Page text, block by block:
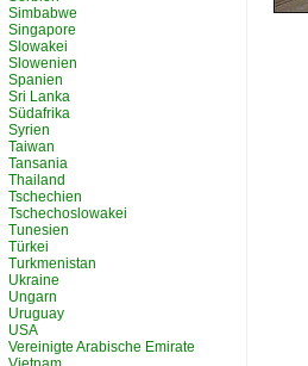
Simbabwe
Singapore
Slowakei
Slowenien
Spanien
Sri Lanka
Südafrika
Syrien
Taiwan
Tansania
Thailand
Tschechien
Tschechoslowakei
Tunesien
Türkei
Turkmenistan
Ukraine
Ungarn
Uruguay
USA
Vereinigte Arabische Emirate